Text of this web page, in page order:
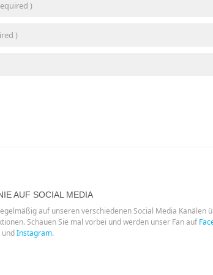
AUF SOCIAL MEDIA
auf unseren verschiedenen Social Media Kanälen
Schauen Sie mal vorbei und werden unser Fan auf
undInstagram.